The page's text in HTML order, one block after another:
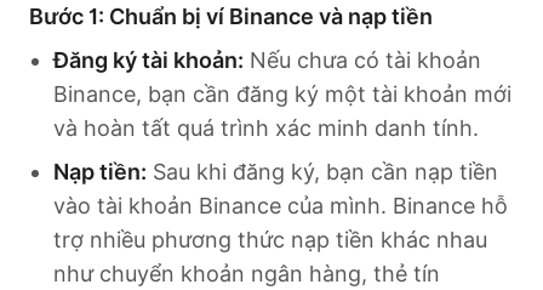
Bước 1: Chuẩn bị ví Binance và nạp tiền
Đăng ký tài khoản: Nếu chưa có tài khoản
Binance, bạn cần đăng ký một tài khoản mới
và hoàn tất quá trình xác minh danh tính.
Nạp tiền: Sau khi đăng ký, bạn cần nạp tiền
vào tài khoản Binance của mình. Binance hỗ
trợ nhiều phương thức nạp tiền khác nhau
như chuyển khoản ngân hàng, thẻ tín